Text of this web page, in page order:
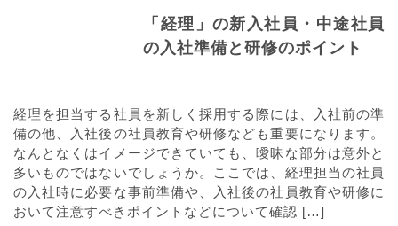
「経理」の新入社員・中途社員
の入社準備と研修のポイント
経理を担当する社員を新しく採用する際には、入社前の準
備の他、入社後の社員教育や研修なども重要になります。
なんとなくはイメージできていても、曖昧な部分は意外と
多いものではないでしょうか。ここでは、経理担当の社員
の入社時に必要な事前準備や、入社後の社員教育や研修に
おいて注意すべきポイントなどについて確認 […]